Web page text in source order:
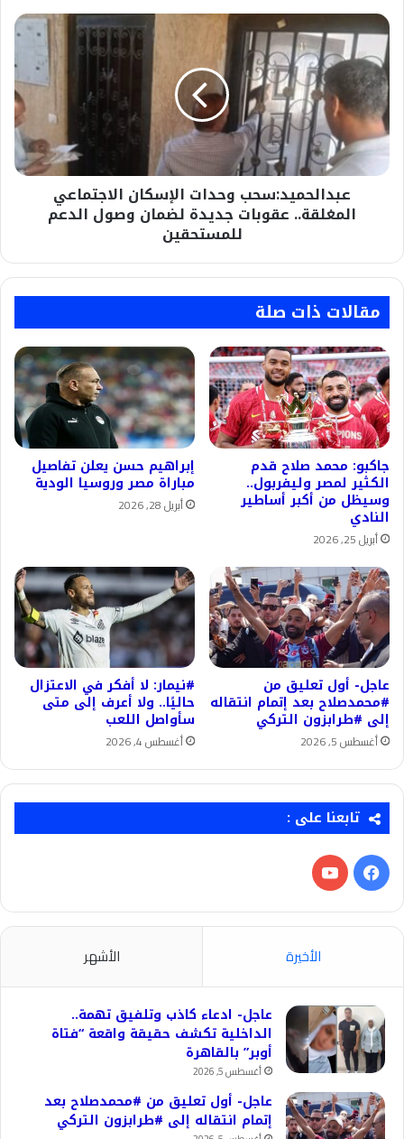
عبدالحميد:سحب
وحدات
الإسكان
الاجتماعي
المغلقة..
عقوبات
جديدة
لضمان
وصول
للمستحقين
عبدالحميد:سحب وحدات الإسكان الاجتماعي
المغلقة.. عقوبات جديدة لضمان وصول الدعم
للمستحقين
مقالات ذات صلة
جاكبو: محمد صلاح قدم
الكثير لمصر وليفربول..
وسيظل من أكبر أساطير
النادي
أبريل 25, 2026
إبراهيم حسن يعلن تفاصيل
مباراة مصر وروسيا الودية
أبريل 28, 2026
عاجل- أول تعليق من
#محمدصلاح بعد إتمام انتقاله
إلى #طرابزون التركي
أغسطس 5, 2026
#نيمار: لا أفكر في الاعتزال
حاليًا.. ولا أعرف إلى متى
سأواصل اللعب
أغسطس 4, 2026
تابعنا على :
فيسبوك‫YouTube
الأخيرة الأشهر
عاجل- ادعاء كاذب وتلفيق تهمة..
الداخلية تكشف حقيقة واقعة “فتاة
أوبر” بالقاهرة
أغسطس 5, 2026
عاجل- أول تعليق من #محمدصلاح بعد
إتمام انتقاله إلى #طرابزون التركي